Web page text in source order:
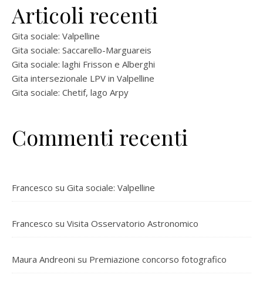
Articoli recenti
Gita sociale: Valpelline
Gita sociale: Saccarello-Marguareis
Gita sociale: laghi Frisson e Alberghi
Gita intersezionale LPV in Valpelline
Gita sociale: Chetif, lago Arpy
Commenti recenti
Francesco su Gita sociale: Valpelline
Francesco su Visita Osservatorio Astronomico
Maura Andreoni su Premiazione concorso fotografico